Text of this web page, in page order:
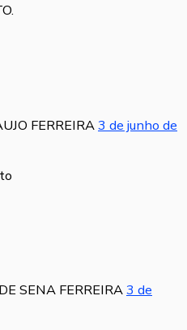
FERREIRA3 de junho de
SENA FERREIRA3 de